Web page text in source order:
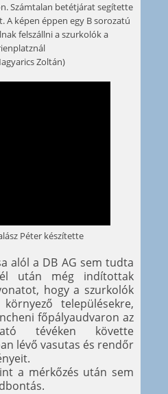
Számtalan betétjárat segítette
A képen éppen egy B sorozatú
felszállni a szurkolók a
Zoltán)
Péter készítette
alól a DB AG sem tudta
után még indítottak
hogy a szurkolók
településekre,
főpályaudvaron az
tévéken követte
lévő vasutas és rendőr
a mérkőzés után sem